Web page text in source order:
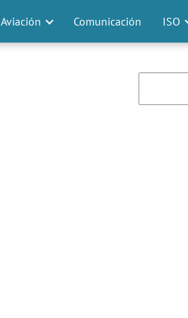
Aviación Comunicación ISO